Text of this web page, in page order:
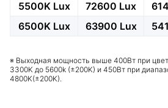
5500K Lux
72600 Lux
6500K Lux
63900 Lux
※ Выходная мощность выше 400Вт при
3300K до 5600k (±200K) и 450Вт при
4800K(±200K).